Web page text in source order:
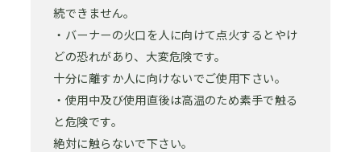
続できません。
・バーナーの火口を人に向けて点火するとやけ
どの恐れがあり、大変危険です。
十分に離すか人に向けないでご使用下さい。
・使用中及び使用直後は高温のため素手で触る
と危険です。
絶対に触らないで下さい。